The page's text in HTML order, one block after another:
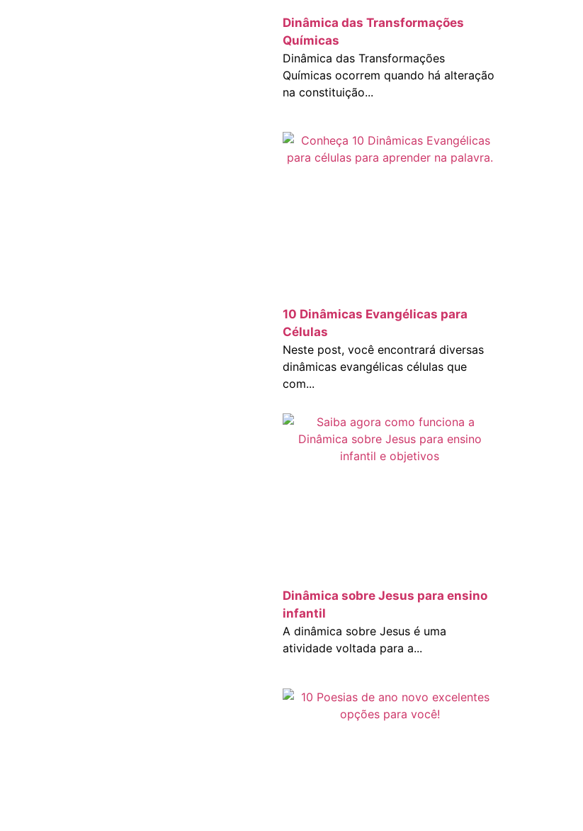
Dinâmica das Transformações
Químicas
Dinâmica das Transformações
Químicas ocorrem quando há alteração
na constituição...
10 Dinâmicas Evangélicas para
Células
Neste post, você encontrará diversas
dinâmicas evangélicas células que
com...
Dinâmica sobre Jesus para ensino
infantil
A dinâmica sobre Jesus é uma
atividade voltada para a...